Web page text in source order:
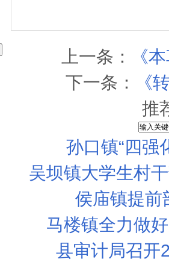
上一条：
《
下一条：
《
推
孙口镇“四强
吴坝镇大学生村
侯庙镇提前
马楼镇全力做
县审计局召开